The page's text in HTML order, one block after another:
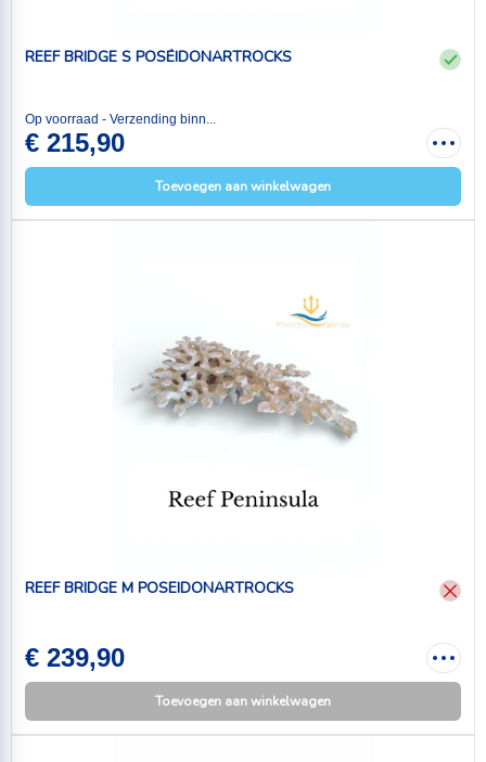
REEF BRIDGE S POSÉIDONARTROCKS
Op voorraad - Verzending binn...
€ 215,90
Toevoegen aan winkelwagen
REEF BRIDGE M POSEIDONARTROCKS
€ 239,90
Toevoegen aan winkelwagen